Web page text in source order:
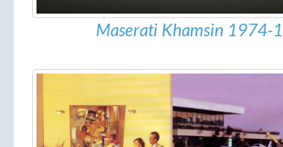
Maserati Khamsin 1974-